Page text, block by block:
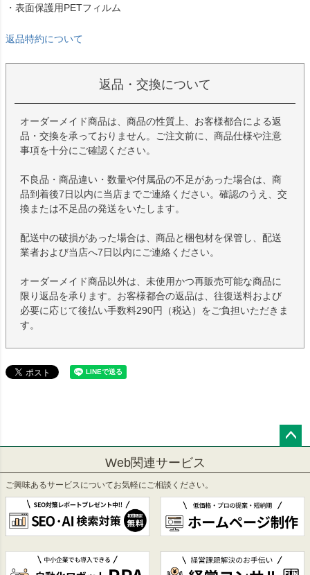
・表面保護用PETフィルム
返品特約について
返品・交換について
オーダーメイド商品は、商品の性質上、お客様都合による返
品・交換を承っておりません。ご注文前に、商品仕様や注意
事項を十分にご確認ください。
不良品・商品違い・数量や付属品の不足があった場合は、商
品到着後7日以内に当店までご連絡ください。確認のうえ、交
換または不足品の発送をいたします。
配送中の破損があった場合は、商品と梱包材を保管し、配送
業者および当店へ7日以内にご連絡ください。
オーダーメイド商品以外は、未使用かつ再販売可能な商品に
限り返品を承ります。お客様都合の返品は、往復送料および
必要に応じて後払い手数料290円（税込）をご負担いただきま
す。
へ
Web関連サービス
ご興味あるサービスについてお気軽にご相談ください。